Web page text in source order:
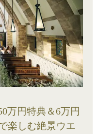
万円特典＆6万円
楽しむ絶景ウエ